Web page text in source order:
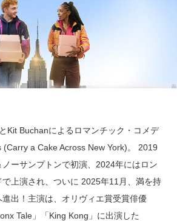
Kit Buchanによるロマンチック・コメデ
(Carry a Cake Across New York)。 2019
ーサンプトンで初演、2024年にはロン
で上演され、ついに 2025年11月、満を持
進出！主演は、オリヴィエ賞受賞俳優
Tale」「King Kong」に出演した